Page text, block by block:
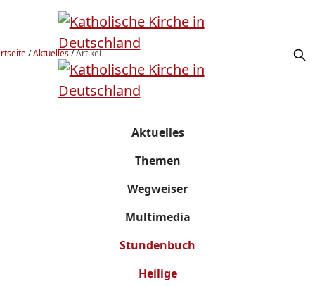
/Aktuelles/Artikel
Aktuelles
Themen
Wegweiser
Multimedia
Stundenbuch
Heilige